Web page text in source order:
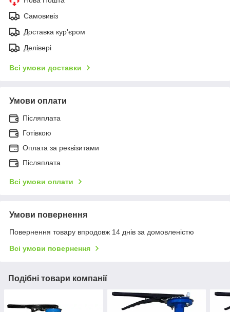
Самовивіз
Доставка кур'єром
Делівері
Всі умови доставки
Умови оплати
Післяплата
Готівкою
Оплата за реквізитами
Післяплата
Всі умови оплати
Умови повернення
Повернення товару впродовж 14 днів за домовленістю
Всі умови повернення
Подібні товари компанії